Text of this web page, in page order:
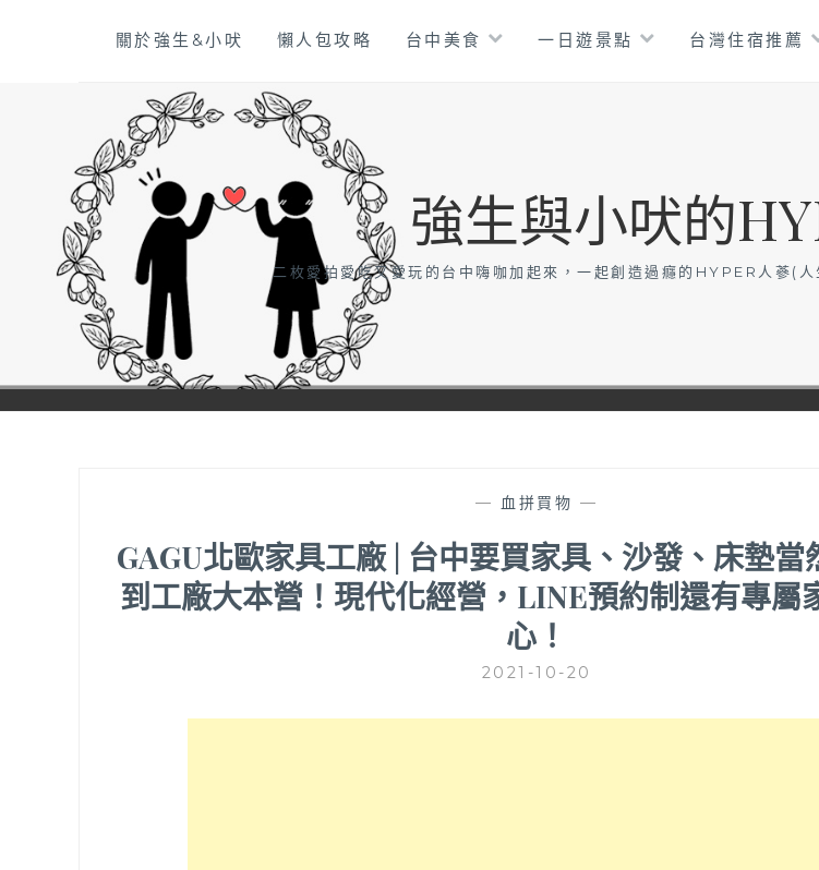
關於強生&小吠 懶人包攻略 台中美食 一日遊景點 台灣住宿推薦
強生與小吠的
二枚愛拍愛吃又愛玩的台中嗨咖加起來，一起創造過癮的HYPER人蔘(
— 血拼買物 —
GAGU北歐家具工廠 | 台中要買家具、沙發、床墊當
到工廠大本營！現代化經營，LINE預約制還有專屬
心！
2021-10-20